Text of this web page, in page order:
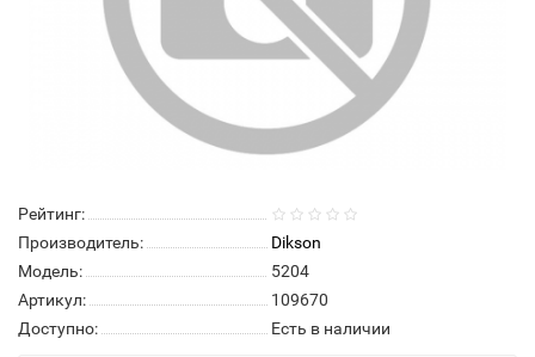
Рейтинг:
Производитель:
Dikson
Модель:
5204
Артикул:
109670
Доступно:
Есть в наличии